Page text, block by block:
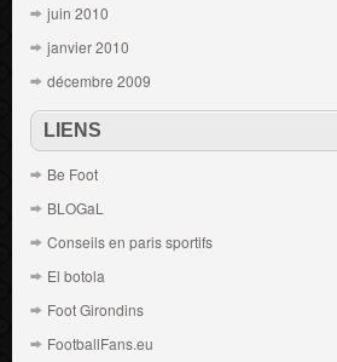
juin 2010
janvier 2010
décembre 2009
LIENS
Be Foot
BLOGaL
Conseils en paris sportifs
El botola
Foot Girondins
FootballFans.eu